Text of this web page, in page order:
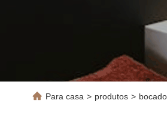
Para casa > produtos >